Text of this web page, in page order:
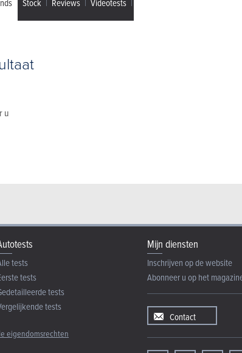
Stock Reviews Videotests
u
tests
tests
tests
tests
eigendomsrechten
Mijn diensten
Inschrijven op de website
Abonneer u op het
Contact